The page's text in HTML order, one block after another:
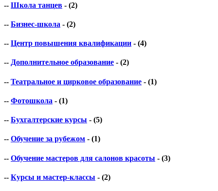
-- Школа танцев - (2)
-- Бизнес-школа - (2)
-- Центр повышения квалификации - (4)
-- Дополнительное образование - (2)
-- Театральное и цирковое образование - (1)
-- Фотошкола - (1)
-- Бухгалтерские курсы - (5)
-- Обучение за рубежом - (1)
-- Обучение мастеров для салонов красоты - (3)
-- Курсы и мастер-классы - (2)